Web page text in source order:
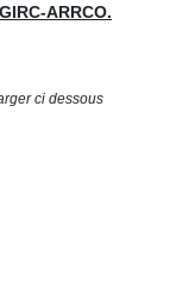
ARRCO.
ci dessous